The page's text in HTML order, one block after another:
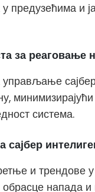
предузећима и
за реаговање
управљање
минимизирајући
система.
сајбер
и трендове
напада и